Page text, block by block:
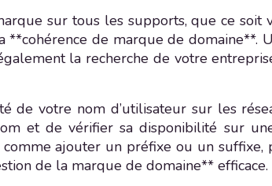
sur tous les supports, que ce
**cohérence de marque de
la recherche de votre
de votre nom d’utilisateur sur les
et de vérifier sa disponibilité sur
comme ajouter un préfixe ou un
de la marque de domaine** efficace.